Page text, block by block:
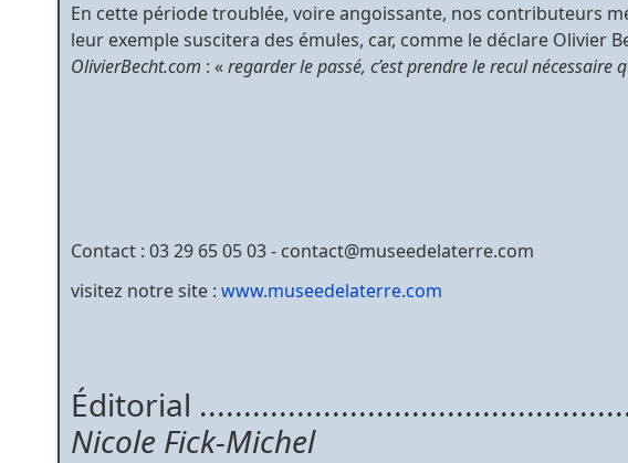
En cette période troublée, voire angoissante, nos contributeurs
leur exemple suscitera des émules, car, comme le déclare Olivier
OlivierBecht.com : «regarder le passé, c’est prendre le recul
Contact : 03 29 65 05 03 - contact@museedelaterre.com
visitez notre site : www.museedelaterre.com
Éditorial
Nicole Fick-Michel